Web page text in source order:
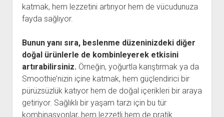
katmak, hem lezzetini artırıyor hem de vücudunuza
fayda sağlıyor.
Bunun yanı sıra, beslenme düzeninizdeki diğer
doğal ürünlerle de kombinleyerek etkisini
artırabilirsiniz.Örneğin, yoğurtla karıştırmak ya da
Smoothie’nizin içine katmak, hem güçlendirici bir
pürüzsüzlük katıyor hem de doğal içerikleri bir araya
getiriyor. Sağlıklı bir yaşam tarzı için bu tür
kombinasyonlar, hem lezzetli hem de pratik